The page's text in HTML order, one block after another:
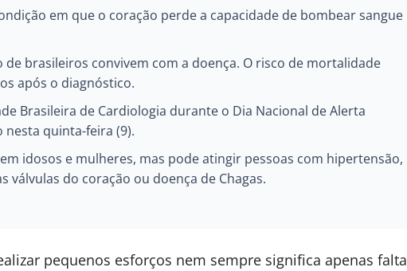
em que o coração perde a capacidade de bombear sangue
de brasileiros convivem com a doença. O risco de mortalidade
após o diagnóstico.
Brasileira de Cardiologia durante o Dia Nacional de Alerta
nesta quinta-feira (9).
idosos e mulheres, mas pode atingir pessoas com hipertensão,
do coração ou doença de Chagas.
pequenos esforços nem sempre significa apenas falta